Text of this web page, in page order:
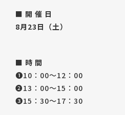
■ 開 催 日
8月23日（土）
■ 時 間
❶10：00～12：00
❷13：00～15：00
❸15：30～17：30